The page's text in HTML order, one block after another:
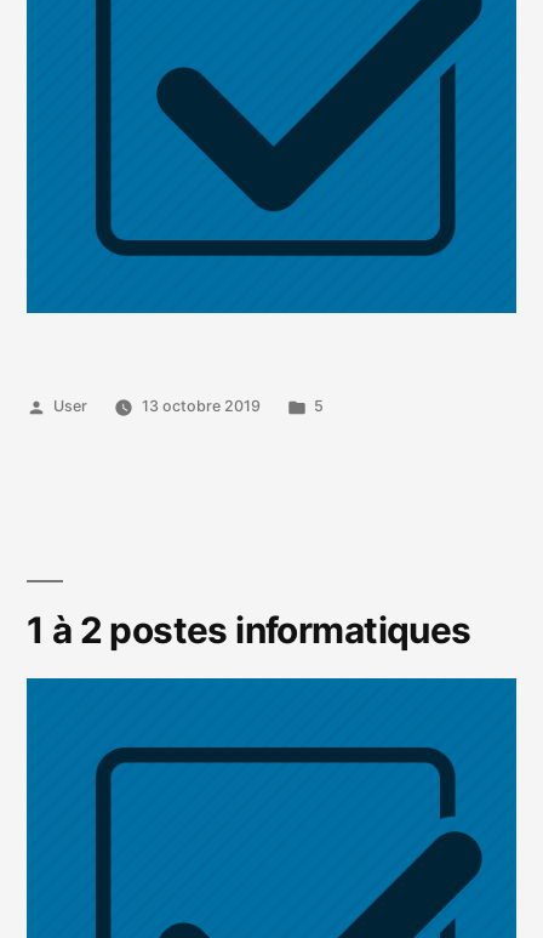
Publié
User 13 octobre 2019
Publié
5
1 à 2 postes informatiques